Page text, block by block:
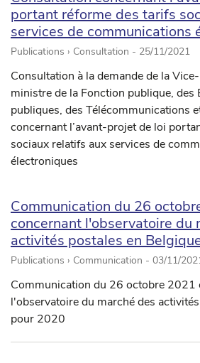
portant réforme des tarifs
services de communications
Publications › Consultation - 25/11/2021
Consultation à la demande de la
ministre de la Fonction publique, des
publiques, des Télécommunications
concernant l’avant-projet de loi
sociaux relatifs aux services de
électroniques
Communication du 26
concernant l'observatoire du
activités postales en
Publications › Communication - 03/11/
Communication du 26 octobre 2021
l'observatoire du marché des
pour 2020